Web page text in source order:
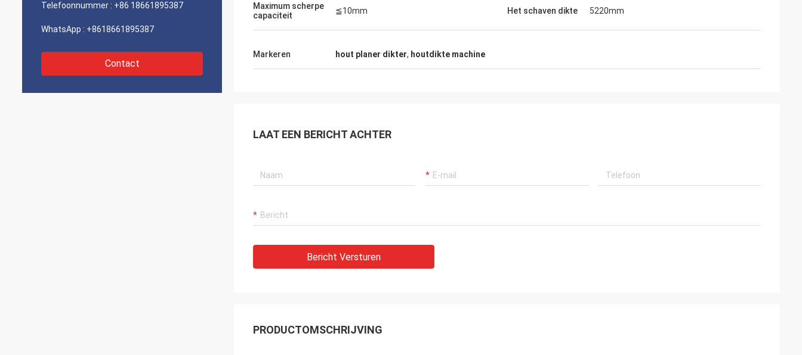
Telefoonnummer : +86 18661895387
WhatsApp : +8618661895387
Contact
Maximum scherpe
capaciteit
≦10mm Het schaven dikte 5220mm
Markeren hout planer dikter, houtdikte machine
LAAT EEN BERICHT ACHTER
Bericht Versturen
PRODUCTOMSCHRIJVING